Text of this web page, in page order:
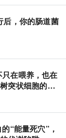
，你的肠道菌
在喂养，也在
突状细胞的饮
“能量死穴”，